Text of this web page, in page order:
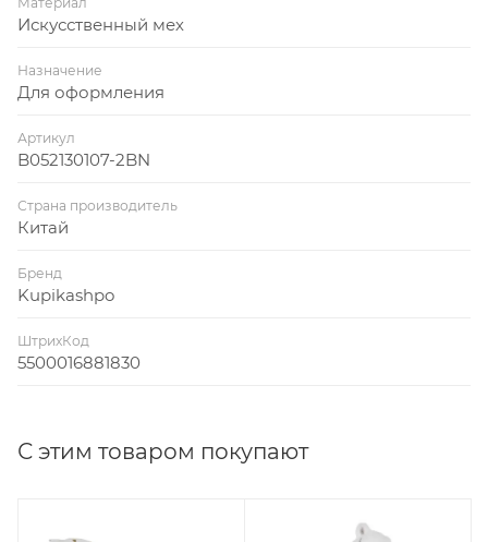
Искусственный мех
Назначение
Для оформления
Артикул
B052130107-2BN
Страна производитель
Китай
Бренд
Kupikashpo
ШтрихКод
5500016881830
С этим товаром покупают